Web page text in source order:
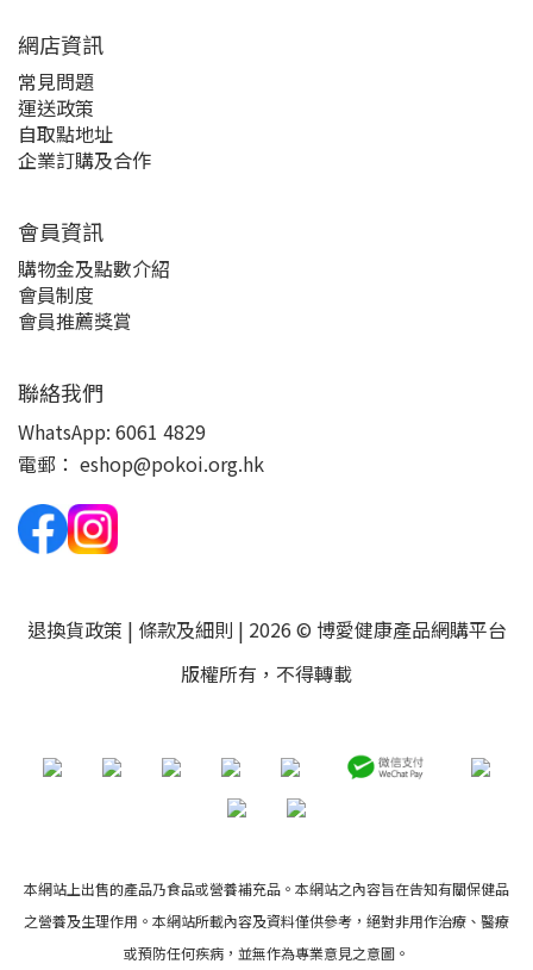
網店資訊
常見問題
運送政策
自取點地址
企業訂購及合作
會員資訊
購物金及點數介紹
會員制度
會員推薦獎賞
聯絡我們
WhatsApp: 6061 4829
電郵： eshop@pokoi.org.hk
退換貨政策 | 條款及細則 | 2026 © 博愛健康產品網購平台
版權所有，不得轉載
本網站上出售的產品乃食品或營養補充品。本網站之內容旨在告知有關保健品
之營養及生理作用。本網站所載內容及資料僅供參考，絕對非用作治療、醫療
或預防任何疾病，並無作為專業意見之意圖。